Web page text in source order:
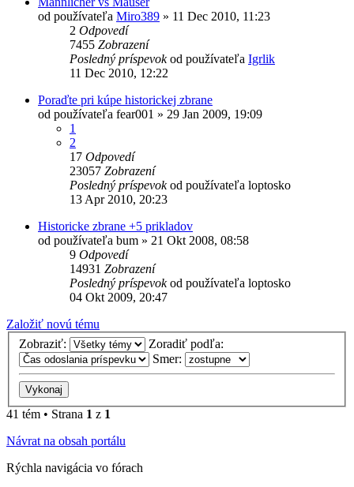
od používateľa Miro389 » 11 Dec 2010, 11:23
2 Odpovedí
7455 Zobrazení
Posledný príspevokod používateľa Igrlik
11 Dec 2010, 12:22
Poraďte pri kúpe historickej zbrane
od používateľa fear001 » 29 Jan 2009, 19:09
1
2
17 Odpovedí
23057 Zobrazení
Posledný príspevokod používateľa loptosko
13 Apr 2010, 20:23
Historicke zbrane +5 prikladov
od používateľa bum » 21 Okt 2008, 08:58
9 Odpovedí
14931 Zobrazení
Posledný príspevokod používateľa loptosko
04 Okt 2009, 20:47
Založiť novú tému
Zobraziť:
Zoradiť podľa:
Smer:
41 tém • Strana 1 z 1
Návrat na obsah portálu
Rýchla navigácia vo fórach